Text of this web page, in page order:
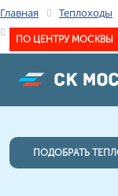
Главная Теплоходы
LARSON CABRIO 274
ПОДОБРАТЬ
ПО ЦЕНТРУ МОСКВЫ